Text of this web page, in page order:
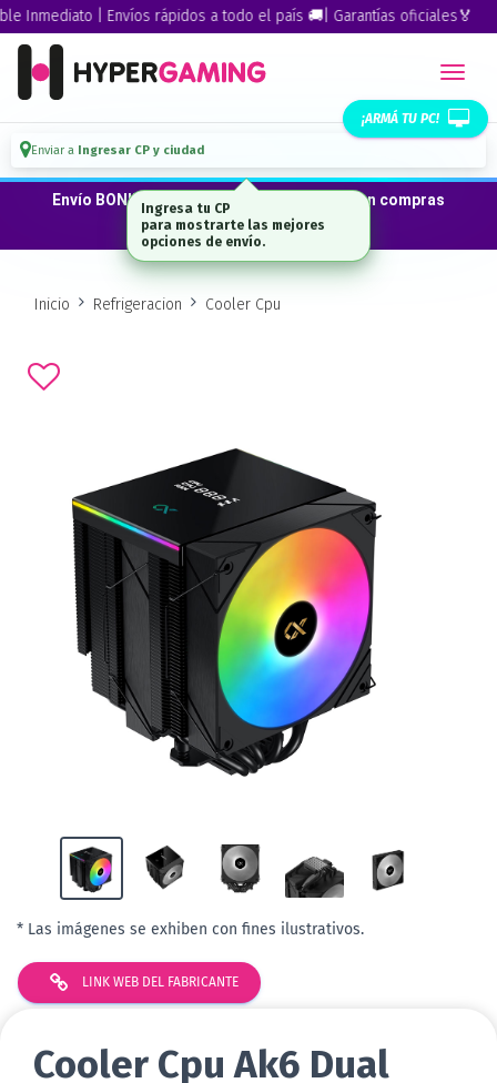
| Envíos rápidos a todo el país 🚚| Garantías oficiales🏅
¡ARMÁ TU PC!
Enviar a Ingresar CP y ciudad
Envío BONIFICADO a CABA · GBA ·La Plata en compras
desde $300.000*
Inicio Refrigeracion Cooler Cpu
* Las imágenes se exhiben con fines ilustrativos.
LINK WEB DEL FABRICANTE
Cooler Cpu Ak6 Dual
Ingresa tu CP
para mostrarte las mejores
opciones de envío.